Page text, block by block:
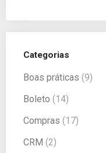
Categorias
Boas práticas (9)
Boleto (14)
Compras (17)
CRM (2)